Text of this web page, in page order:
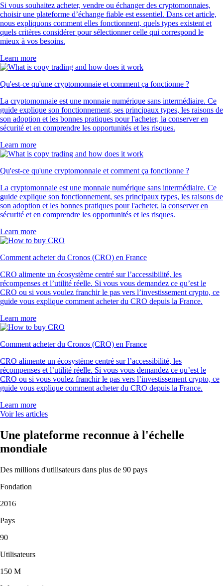
Si vous souhaitez acheter, vendre ou échanger des cryptomonnaies,
choisir une plateforme d’échange fiable est essentiel. Dans cet article,
nous expliquons comment elles fonctionnent, quels types existent et
quels critères considérer pour sélectionner celle qui correspond le
mieux à vos besoins.
Learn more
Qu'est-ce qu'une cryptomonnaie et comment ça fonctionne ?
La cryptomonnaie est une monnaie numérique sans intermédiaire. Ce
guide explique son fonctionnement, ses principaux types, les raisons de
son adoption et les bonnes pratiques pour l'acheter, la conserver en
sécurité et en comprendre les opportunités et les risques.
Learn more
Qu'est-ce qu'une cryptomonnaie et comment ça fonctionne ?
La cryptomonnaie est une monnaie numérique sans intermédiaire. Ce
guide explique son fonctionnement, ses principaux types, les raisons de
son adoption et les bonnes pratiques pour l'acheter, la conserver en
sécurité et en comprendre les opportunités et les risques.
Learn more
Comment acheter du Cronos (CRO) en France
CRO alimente un écosystème centré sur l’accessibilité, les
récompenses et l’utilité réelle. Si vous vous demandez ce qu’est le
CRO ou si vous voulez franchir le pas vers l’investissement crypto, ce
guide vous explique comment acheter du CRO depuis la France.
Learn more
Comment acheter du Cronos (CRO) en France
CRO alimente un écosystème centré sur l’accessibilité, les
récompenses et l’utilité réelle. Si vous vous demandez ce qu’est le
CRO ou si vous voulez franchir le pas vers l’investissement crypto, ce
guide vous explique comment acheter du CRO depuis la France.
Learn more
Voir les articles
Une plateforme reconnue à l'échelle
mondiale
Des millions d'utilisateurs dans plus de 90 pays
Fondation
2016
Pays
90
Utilisateurs
150 M